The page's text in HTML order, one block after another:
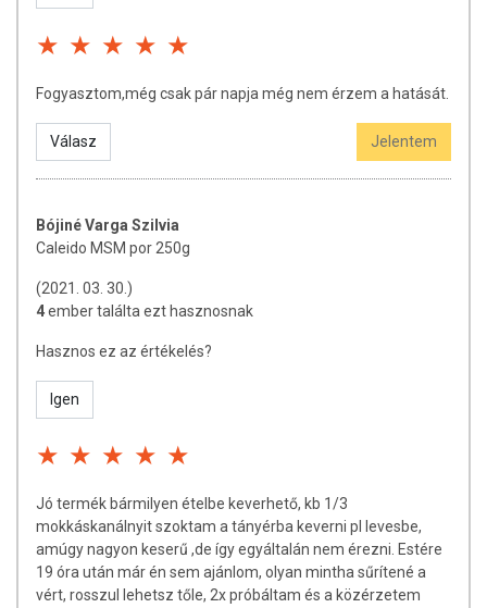
Fogyasztom,még csak pár napja még nem érzem a hatását.
Válasz Jelentem
Bójiné Varga Szilvia
Caleido MSM por 250g
(2021. 03. 30.)
4ember találta ezt hasznosnak
Hasznos ez az értékelés?
Igen
Jó termék bármilyen ételbe keverhető, kb 1/3
mokkáskanálnyit szoktam a tányérba keverni pl levesbe,
amúgy nagyon keserű ,de így egyáltalán nem érezni. Estére
19 óra után már én sem ajánlom, olyan mintha sűrítené a
vért, rosszul lehetsz tőle, 2x próbáltam és a közérzetem